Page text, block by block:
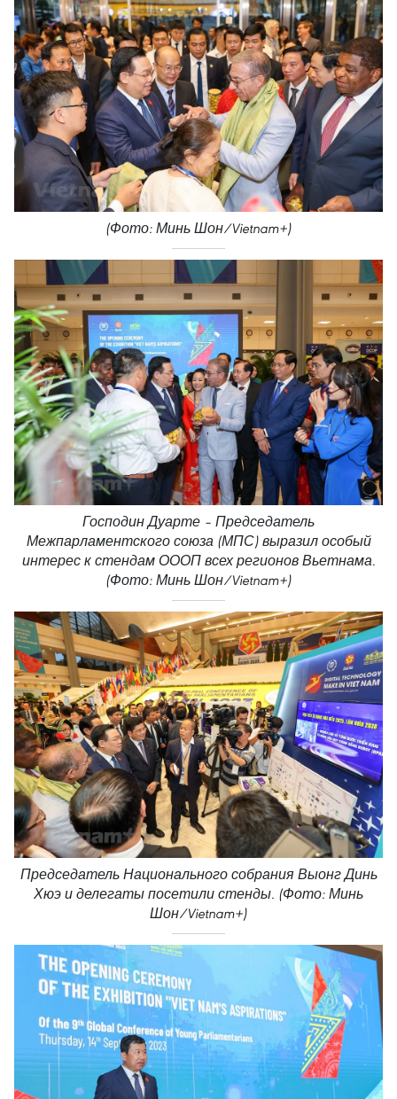
(Фото: Минь Шон/Vietnam+)
Господин Дуарте – Председатель
Межпарламентского союза (МПС) выразил особый
интерес к стендам ОООП всех регионов Вьетнама.
(Фото: Минь Шон/Vietnam+)
Председатель Национального собрания Выонг Динь
Хюэ и делегаты посетили стенды. (Фото: Минь
Шон/Vietnam+)